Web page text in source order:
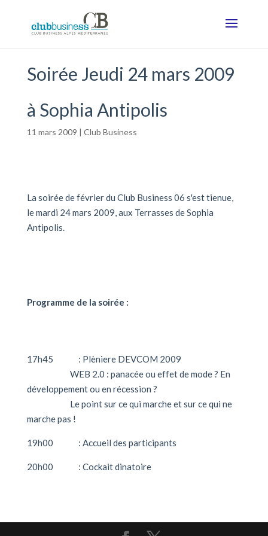
Soirée Jeudi 24 mars 2009
à Sophia Antipolis
11 mars 2009 | Club Business
La soirée de février du Club Business 06 s'est tienue,
le mardi 24 mars 2009, aux Terrasses de Sophia
Antipolis.
Programme de la soirée :
17h45 : Plèniere DEVCOM 2009
WEB 2.0 : panacée ou effet de mode ? En
développement ou en récession ?
Le point sur ce qui marche et sur ce qui ne
marche pas !
19h00 : Accueil des participants
20h00 : Cockait dinatoire